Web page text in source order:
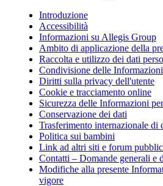
Introduzione
Accessibilità
Informazioni su Allegis Group
Ambito di applicazione della
Raccolta e utilizzo dei dati
Condivisione delle
Diritti sulla privacy dell'utente
Cookie e tracciamento online
Sicurezza delle Informazioni
Conservazione dei dati
Trasferimento internazionale di
Politica sui bambini
Link ad altri siti e forum
Contatti – Domande generali e
Modifiche alla presente
vigore